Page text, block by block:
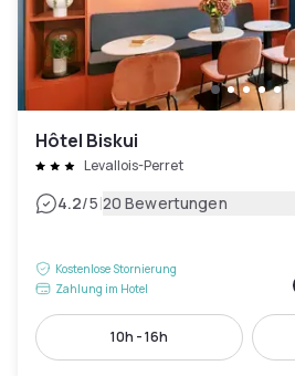
Hôtel Biskui
Levallois-Perret
4.2/5|20 Bewertungen
Kostenlose Stornierung
Zahlung im Hotel
10h - 16h